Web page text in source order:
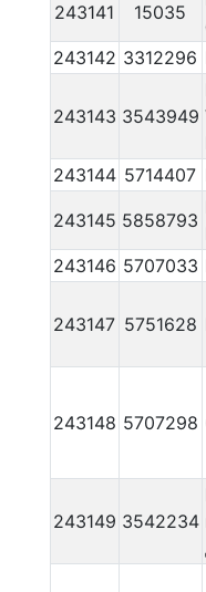
243141 15035
243142 3312296
243143 3543949
243144 5714407
243145 5858793
243146 5707033
243147 5751628
243148 5707298
243149 3542234